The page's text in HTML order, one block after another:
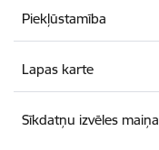
Piekļūstamība
Lapas karte
Sīkdatņu izvēles maiņa